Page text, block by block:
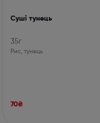
Суші тунець
35г
Рис, тунець
70₴